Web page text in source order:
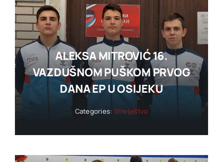
ALEKSA MITROVIĆ 16.
VAZDUŠNOM PUŠKOM PRVOG
DANA EP U OSIJEKU
Categories: Streljaštvo